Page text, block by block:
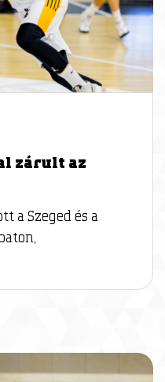
zárult az
a Szeged és a